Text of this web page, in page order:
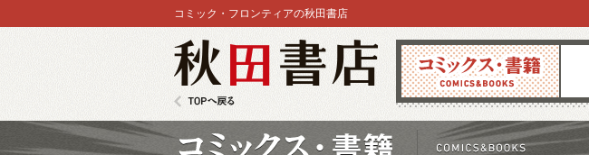
コミックス 雑誌
コミック・フロンティアの秋田書店